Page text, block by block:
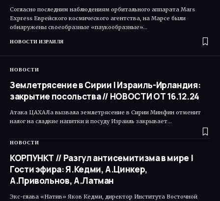
Согласно последним наблюдениям орбитального аппарата Mars
Express Еврейского космического агентства, на Марсе были
обнаружены своеобразные «паукообразные»…
НОВОСТИ ИЗРАИЛЯ
НОВОСТИ
Землетрясение в Сирии | Израиль-Ирландия:
закрытие посольства // НОВОСТИ ОТ 16.12.24
Атака ЦАХАЛа вызвала землетрясение в Сирии Минфин отменит
налог на сладкие напитки и посуду Израиль закрывает…
НОВОСТИ
КОРПУНКТ // Разгул антисемитизма в мире |
Гости эфира: Я.Кедми, А.Цинкер,
А.Привольнов, А.Латман
Экс-глава «Натив» Яков Кедми, директор Института Восточной